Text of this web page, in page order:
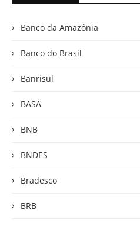
Banco da Amazônia
Banco do Brasil
Banrisul
BASA
BNB
BNDES
Bradesco
BRB